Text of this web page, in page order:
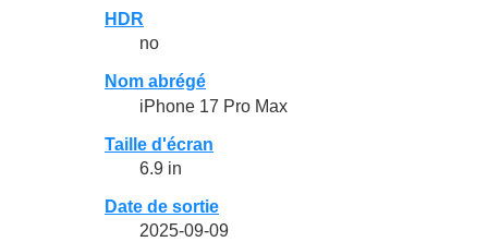
HDR
no
Nom abrégé
iPhone 17 Pro Max
Taille d'écran
6.9 in
Date de sortie
2025-09-09